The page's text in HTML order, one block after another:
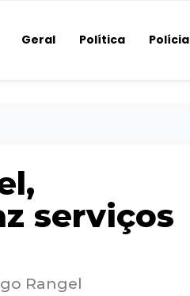
Geral Política Polícia
serviços
Rangel